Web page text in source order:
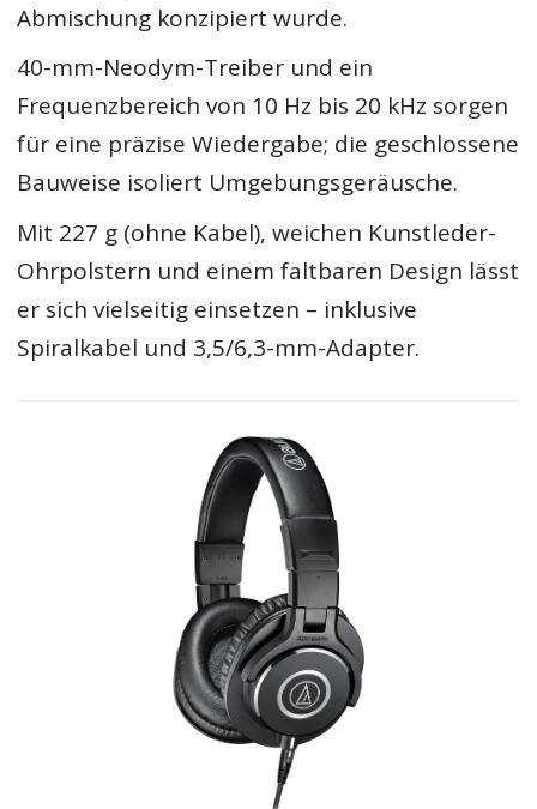
Abmischung konzipiert wurde.
40-mm-Neodym-Treiber und ein
Frequenzbereich von 10 Hz bis 20 kHz sorgen
für eine präzise Wiedergabe; die geschlossene
Bauweise isoliert Umgebungsgeräusche.
Mit 227 g (ohne Kabel), weichen Kunstleder-
Ohrpolstern und einem faltbaren Design lässt
er sich vielseitig einsetzen – inklusive
Spiralkabel und 3,5/6,3-mm-Adapter.